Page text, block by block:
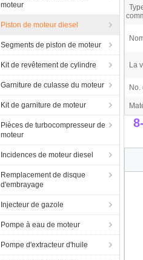
moteur
Piston de moteur diesel
Segments de piston de moteur
Kit de revêtement de cylindre
Garniture de culasse du moteur
Kit de garniture de moteur
Pièces de turbocompresseur de
moteur
Incidences de moteur diesel
Remplacement de disque
d'embrayage
Injecteur de gazole
Pompe à eau de moteur
Pompe d'extracteur d'huile
La
No.